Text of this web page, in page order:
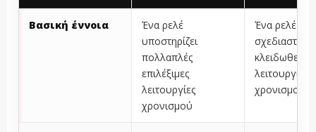
Βασική έννοια
Ένα ρελέ
υποστηρίζει
πολλαπλές
επιλέξιμες
λειτουργίες
χρονισμού
Ένα ρελέ
σχεδιαστεί
κλειδωθεί
λειτουργία
χρονισμού